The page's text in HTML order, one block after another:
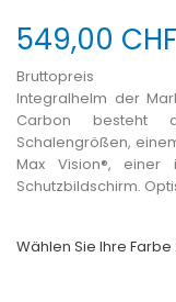
549,00 CHF
Bruttopreis
Integralhelm der
Carbon besteht
Schalengrößen,
Max Vision®, einer
Schutzbildschirm.
Wählen Sie Ihre Farbe :